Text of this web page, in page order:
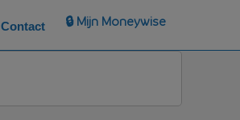
Contact 🔒 Mijn Moneywise